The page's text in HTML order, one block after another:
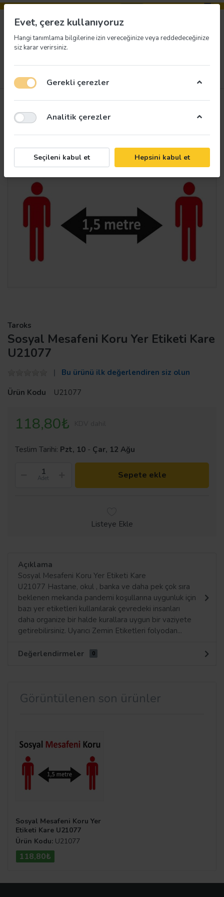
Taroks
Sosyal Mesafeni Koru Yer Etiketi Kare
U21077
Bu ürünü ilk değerlendiren siz olun
Ürün Kodu
U21077
118,80₺
Teslim Tarihi: Pzt, 10 - Çar, 12 Ağu
Adet Sepete ekle
Listeye Ekle
Açıklama
Sosyal Mesafeni Koru Yer Etiketi Kare
U21077 Hastane, okul , banka ve daha pek çok sıra
beklenen mekanda pandemi koşullarına uygunluk için
bazı yer etiketleri kullanılarak çevredeki insanları
daha organize bir halde kurallara uygun bir vaziyete
getirebilirsiniz. Uyarıcı Zemin Etiketleri folyodan...
Değerlendirmeler 0
Görüntülenen son ürünler
Sosyal Mesafeni Koru Yer
Etiketi Kare U21077
Ürün Kodu: U21077
118,80₺
Evet, çerez kullanıyoruz
Hangi tanımlama bilgilerine izin vereceğinize veya reddedeceğinize
siz karar verirsiniz.
Gerekli çerezler
Analitik çerezler
Seçileni kabul et Hepsini kabul et